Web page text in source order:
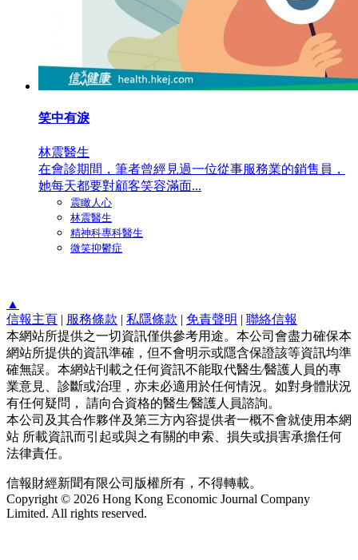
笑中有淚
林震醫生
在會診期間，筆者曾經見過一位從事服務業的銷售員，
她每天都要對顧客笑容滿面...
震瞰人心
林震醫生
精神科專科醫生
微笑抑鬱症
▲
信報主頁 | 服務條款 | 私隱條款 | 免責聲明 | 聯絡信報
本網站所提供之一切資訊僅供參考用途。本公司會盡力確保本
網站所提供的資訊準確，但不會明示或隱含保證該等資訊均準
確無誤。本網站刊載之任何資訊不能取代醫生∕醫護人員的專
業意見、診斷或治理，亦未必適用於任何情況。如對身體狀況
有任何疑問， 請向合資格的醫生∕醫護人員諮詢。
本公司及其合作夥伴及第三方內容提供者一概不會就使用本網
站 所載資訊而引起或與之有關的申索、損失或損害承擔任何
法律責任。
信報財經新聞有限公司版權所有，不得轉載。
Copyright © 2026 Hong Kong Economic Journal Company
Limited. All rights reserved.